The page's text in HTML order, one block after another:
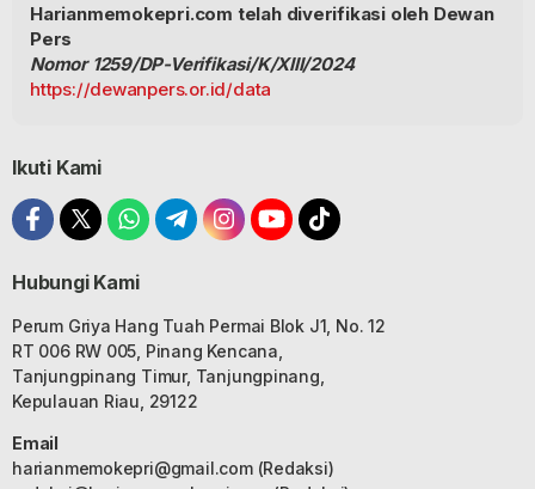
Harianmemokepri.com telah diverifikasi oleh Dewan
Pers
Nomor 1259/DP-Verifikasi/K/XIII/2024
https://dewanpers.or.id/data
Ikuti Kami
Hubungi Kami
Perum Griya Hang Tuah Permai Blok J1, No. 12
RT 006 RW 005, Pinang Kencana,
Tanjungpinang Timur, Tanjungpinang,
Kepulauan Riau, 29122
Email
harianmemokepri@gmail.com(Redaksi)